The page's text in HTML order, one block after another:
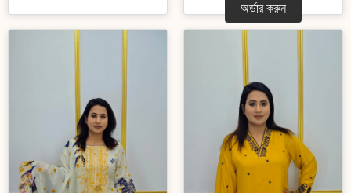
অর্ডার করুন